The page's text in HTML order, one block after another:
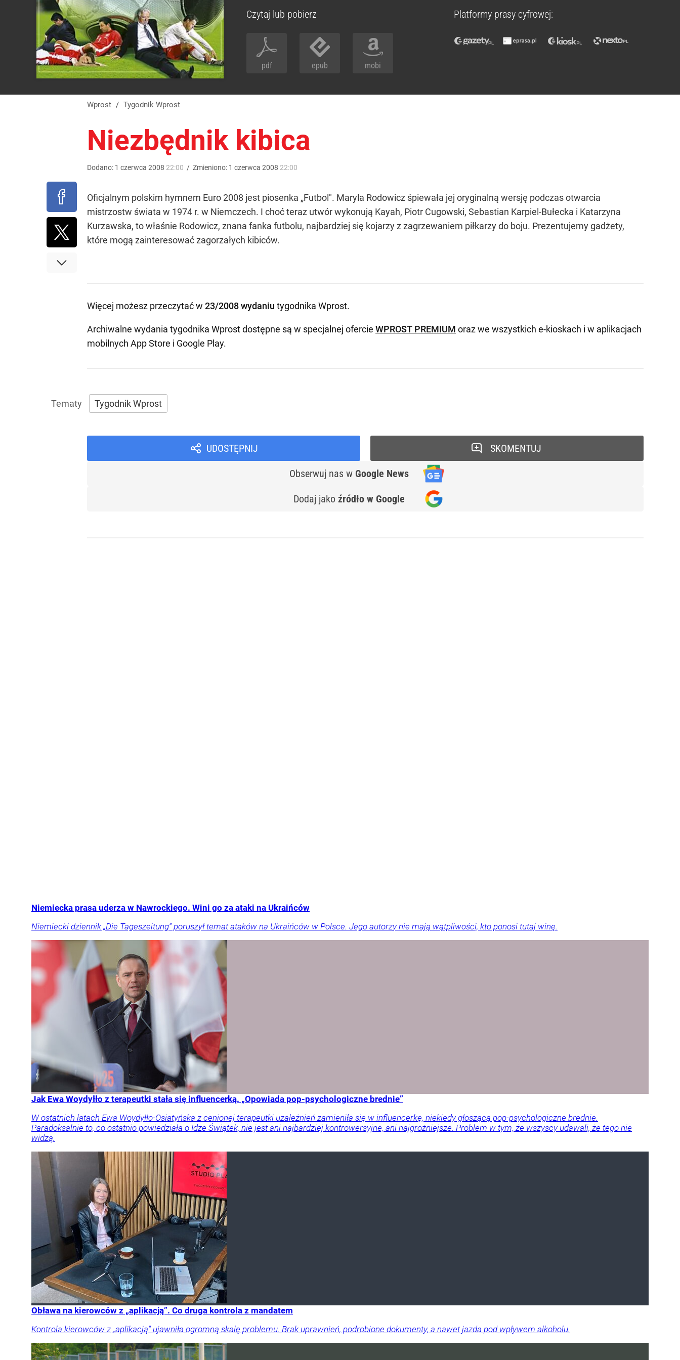
Czytaj lub pobierz
pdf epub mobi
Platformy prasy cyfrowej:
Wprost / Tygodnik Wprost
Niezbędnik kibica
Dodano: 1 czerwca 2008 22:00 / Zmieniono: 1 czerwca 2008 22:00
Oficjalnym polskim hymnem Euro 2008 jest piosenka „Futbol". Maryla Rodowicz śpiewała jej oryginalną wersję podczas otwarcia
mistrzostw świata w 1974 r. w Niemczech. I choć teraz utwór wykonują Kayah, Piotr Cugowski, Sebastian Karpiel-Bułecka i Katarzyna
Kurzawska, to właśnie Rodowicz, znana fanka futbolu, najbardziej się kojarzy z zagrzewaniem piłkarzy do boju. Prezentujemy gadżety,
które mogą zainteresować zagorzałych kibiców.
Więcej możesz przeczytać w 23/2008 wydaniu tygodnika Wprost.
Archiwalne wydania tygodnika Wprost dostępne są w specjalnej ofercie WPROST PREMIUM oraz we wszystkich e-kioskach i w aplikacjach
mobilnych App Store i Google Play.
Tygodnik Wprost
UDOSTĘPNIJ
Obserwuj nas w Google News
Dodaj jako źródło w Google
SKOMENTUJ
Niemiecka prasa uderza w Nawrockiego. Wini go za ataki na Ukraińców
Niemiecki dziennik „Die Tageszeitung” poruszył temat ataków na Ukraińców w Polsce. Jego autorzy nie mają wątpliwości, kto ponosi tutaj winę.
Jak Ewa Woydyłło z terapeutki stała się influencerką. „Opowiada pop-psychologiczne brednie”
W ostatnich latach Ewa Woydyłło-Osiatyńska z cenionej terapeutki uzależnień zamieniła się w influencerkę, niekiedy głoszącą pop-psychologiczne brednie.
Paradoksalnie to, co ostatnio powiedziała o Idze Świątek, nie jest ani najbardziej kontrowersyjne, ani najgroźniejsze. Problem w tym, że wszyscy udawali, że tego nie
widzą.
Obława na kierowców z „aplikacją”. Co druga kontrola z mandatem
Kontrola kierowców z „aplikacją” ujawniła ogromną skalę problemu. Brak uprawnień, podrobione dokumenty, a nawet jazda pod wpływem alkoholu.